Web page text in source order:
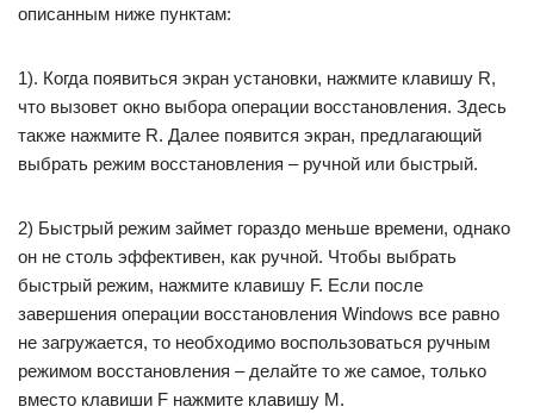
описанным ниже пунктам:
1). Когда появиться экран установки, нажмите клавишу R,
что вызовет окно выбора операции восстановления. Здесь
также нажмите R. Далее появится экран, предлагающий
выбрать режим восстановления – ручной или быстрый.
2) Быстрый режим займет гораздо меньше времени, однако
он не столь эффективен, как ручной. Чтобы выбрать
быстрый режим, нажмите клавишу F. Если после
завершения операции восстановления Windows все равно
не загружается, то необходимо воспользоваться ручным
режимом восстановления – делайте то же самое, только
вместо клавиши F нажмите клавишу M.